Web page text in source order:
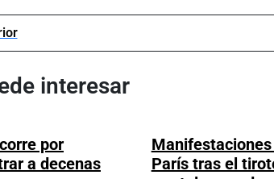
Previous
Post
interesar
por
a decenas
Manifestaciones
París tras el